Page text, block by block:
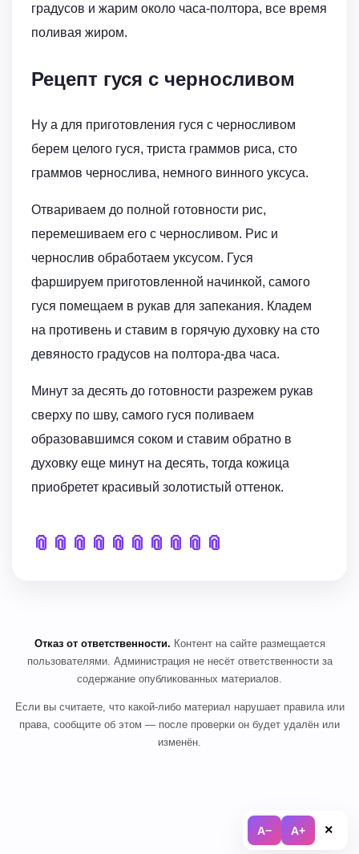
A− A+ ×
градусов и жарим около часа-полтора, все время
поливая жиром.
Рецепт гуся с черносливом
Ну а для приготовления гуся с черносливом
берем целого гуся, триста граммов риса, сто
граммов чернослива, немного винного уксуса.
Отвариваем до полной готовности рис,
перемешиваем его с черносливом. Рис и
чернослив обработаем уксусом. Гуся
фаршируем приготовленной начинкой, самого
гуся помещаем в рукав для запекания. Кладем
на противень и ставим в горячую духовку на сто
девяносто градусов на полтора-два часа.
Минут за десять до готовности разрежем рукав
сверху по шву, самого гуся поливаем
образовавшимся соком и ставим обратно в
духовку еще минут на десять, тогда кожица
приобретет красивый золотистый оттенок.
📎 📎 📎 📎 📎 📎 📎 📎 📎 📎
Отказ от ответственности. Контент на сайте размещается
пользователями. Администрация не несёт ответственности за
содержание опубликованных материалов.
Если вы считаете, что какой-либо материал нарушает правила или
права, сообщите об этом — после проверки он будет удалён или
изменён.